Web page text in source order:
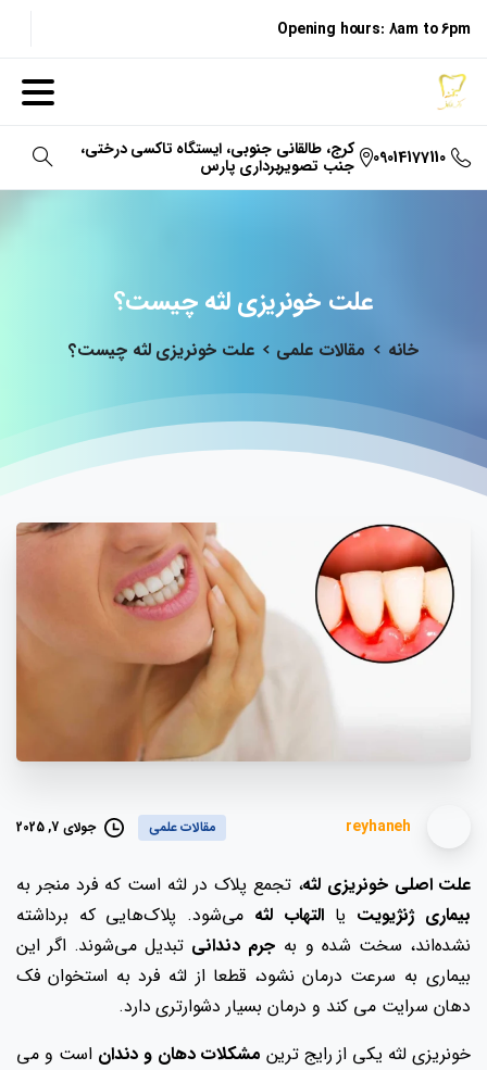
Opening hours: 8am to 6pm
09014177110 کرج، طالقانی جنوبی، ایستگاه تاکسی درختی،
جنب تصویربرداری پارس جستجو
علت خونریزی لثه چیست؟
خانه مقالات علمی علت خونریزی لثه چیست؟
reyhaneh مقالات علمی جولای 7, 2025
علت اصلی خونریزی لثه، تجمع پلاک در لثه است که فرد منجر به
بیماری ژنژیویت یاالتهاب لثه می‌شود. پلاک‌هایی که برداشته
نشده‌اند، سخت شده و به جرم دندانی تبدیل می‌شوند. اگر این
بیماری به سرعت درمان نشود، قطعا از لثه فرد به استخوان فک
دهان سرایت می کند و درمان بسیار دشوارتری دارد.
خونریزی لثه یکی از رایج ترین مشکلات دهان و دندان است و می